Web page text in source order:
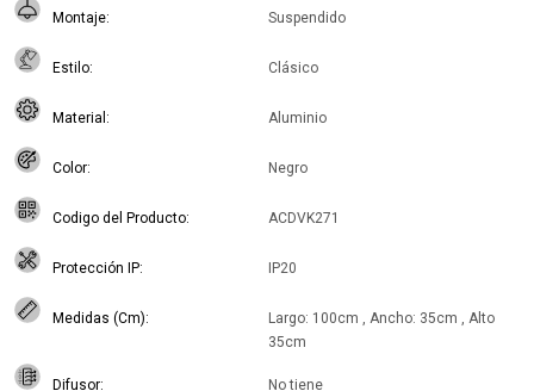
Montaje Suspendido
Estilo Clásico
Material Aluminio
Color Negro
Codigo del Producto ACDVK271
Protección IP IP20
Medidas (Cm)
Largo: 100cm , Ancho: 35cm , Alto
35cm
Difusor No tiene